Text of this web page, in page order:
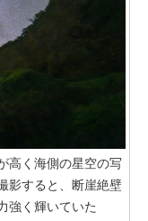
高く海側の星空の写
影すると、断崖絶壁
強く輝いていた